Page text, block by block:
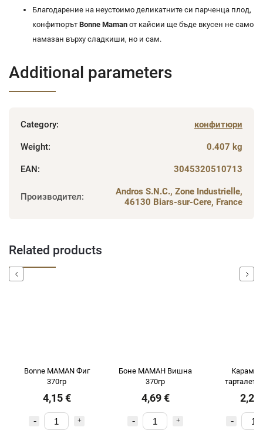
Благодарение на неустоимо деликатните си парченца плод,
конфитюрът Bonne Maman от кайсии ще бъде вкусен не само
намазан върху сладкиши, но и сам.
Additional parameters
Category: конфитюри
Weight: 0.407 kg
EAN: 3045320510713
Производител:
Andros S.N.C., Zone Industrielle,
46130 Biars-sur-Cere, France
Related products
Previous
Bonne MAMAN Фиг
370гр
4,15 €
Боне МАМАН Вишна
370гр
4,69 €
тарталети
Maman с
шоколад и
масло
2,24
Next